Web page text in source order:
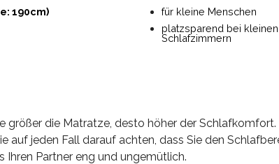
190cm)
für kleine Menschen
platzsparend bei kleinen
Schlafzimmern
größer die Matratze, desto höher der
auf jeden Fall darauf achten, dass Sie den
Ihren Partner eng und ungemütlich.